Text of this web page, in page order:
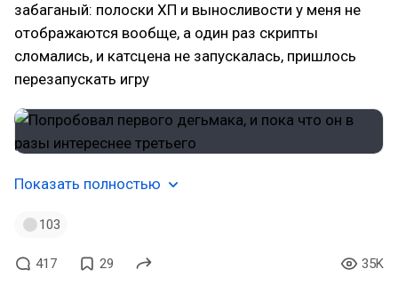
забаганый: полоски ХП и выносливости у меня не
отображаются вообще, а один раз скрипты
сломались, и катсцена не запускалась, пришлось
перезапускать игру
Показать полностью
103
417 29 35K